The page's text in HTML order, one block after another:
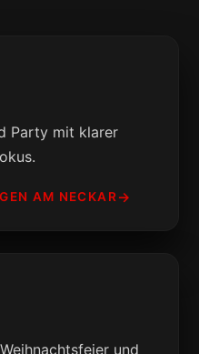
Party mit klarer
AM NECKAR
und